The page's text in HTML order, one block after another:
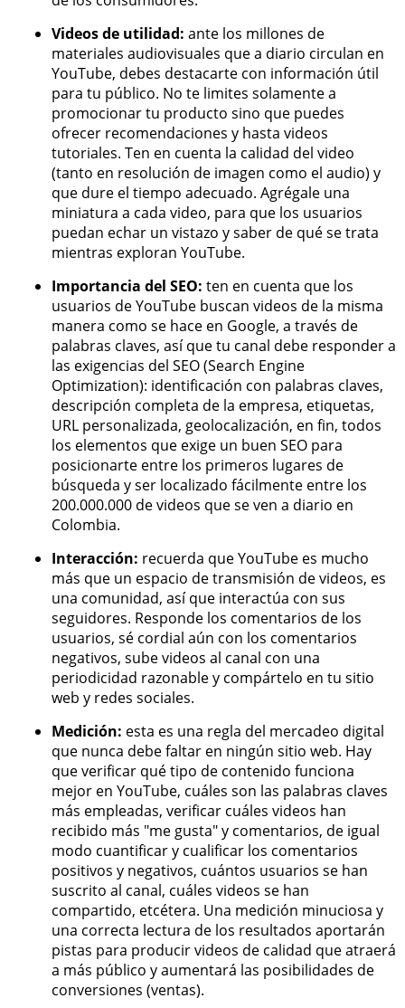
Videos de utilidad: ante los millones de
materiales audiovisuales que a diario circulan en
YouTube, debes destacarte con información útil
para tu público. No te limites solamente a
promocionar tu producto sino que puedes
ofrecer recomendaciones y hasta videos
tutoriales. Ten en cuenta la calidad del video
(tanto en resolución de imagen como el audio) y
que dure el tiempo adecuado. Agrégale una
miniatura a cada video, para que los usuarios
puedan echar un vistazo y saber de qué se trata
mientras exploran YouTube.
Importancia del SEO: ten en cuenta que los
usuarios de YouTube buscan videos de la misma
manera como se hace en Google, a través de
palabras claves, así que tu canal debe responder a
las exigencias del SEO (Search Engine
Optimization): identificación con palabras claves,
descripción completa de la empresa, etiquetas,
URL personalizada, geolocalización, en fin, todos
los elementos que exige un buen SEO para
posicionarte entre los primeros lugares de
búsqueda y ser localizado fácilmente entre los
200.000.000 de videos que se ven a diario en
Colombia.
Interacción: recuerda que YouTube es mucho
más que un espacio de transmisión de videos, es
una comunidad, así que interactúa con sus
seguidores. Responde los comentarios de los
usuarios, sé cordial aún con los comentarios
negativos, sube videos al canal con una
periodicidad razonable y compártelo en tu sitio
web y redes sociales.
Medición: esta es una regla del mercadeo digital
que nunca debe faltar en ningún sitio web. Hay
que verificar qué tipo de contenido funciona
mejor en YouTube, cuáles son las palabras claves
más empleadas, verificar cuáles videos han
recibido más "me gusta" y comentarios, de igual
modo cuantificar y cualificar los comentarios
positivos y negativos, cuántos usuarios se han
suscrito al canal, cuáles videos se han
compartido, etcétera. Una medición minuciosa y
una correcta lectura de los resultados aportarán
pistas para producir videos de calidad que atraerá
a más público y aumentará las posibilidades de
conversiones (ventas).